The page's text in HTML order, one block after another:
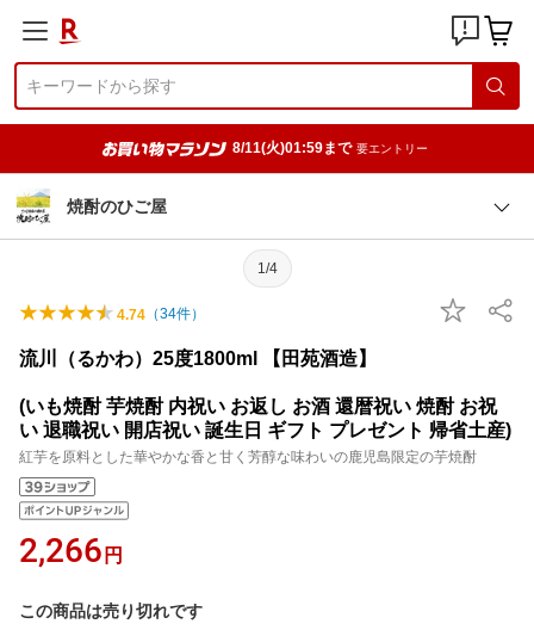
8/11(火)01:59まで 要エントリー
焼酎のひご屋
1/4
4.74 （34件）
流川（るかわ）25度1800ml 【田苑酒造】
(いも焼酎 芋焼酎 内祝い お返し お酒 還暦祝い 焼酎 お祝
い 退職祝い 開店祝い 誕生日 ギフト プレゼント 帰省土産)
紅芋を原料とした華やかな香と甘く芳醇な味わいの鹿児島限定の芋焼酎
2,266 円
この商品は売り切れです